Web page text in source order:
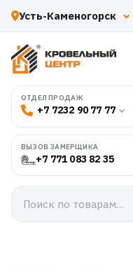
ОТДЕЛ ПРОДАЖ
+7 7232 90 77 77
ВЫЗОВ ЗАМЕРЩИКА
+7 771 083 82 35